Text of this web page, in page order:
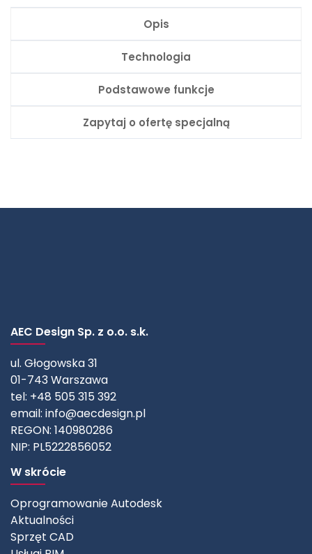
Opis
Technologia
Podstawowe funkcje
Zapytaj o ofertę specjalną
AEC Design Sp. z o.o. s.k.
ul. Głogowska 31
01-743 Warszawa
tel: +48 505 315 392
email: info@aecdesign.pl
REGON: 140980286
NIP: PL5222856052
W skrócie
Oprogramowanie Autodesk
Aktualności
Sprzęt CAD